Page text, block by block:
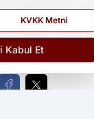
düzene,
KVKK Metni
Kabul Et